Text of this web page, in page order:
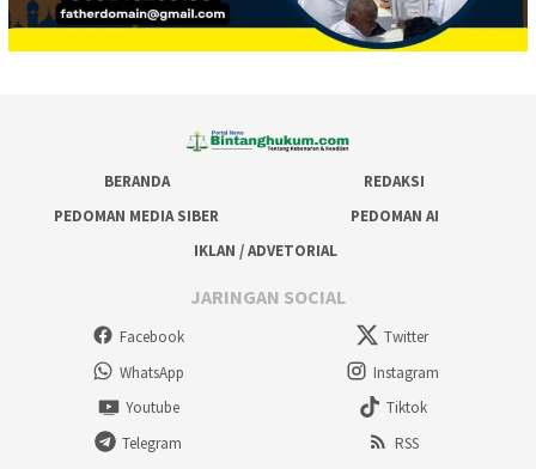
BERANDA
REDAKSI
PEDOMAN MEDIA SIBER
PEDOMAN AI
IKLAN / ADVETORIAL
JARINGAN SOCIAL
Facebook
Twitter
WhatsApp
Instagram
Youtube
Tiktok
Telegram
RSS